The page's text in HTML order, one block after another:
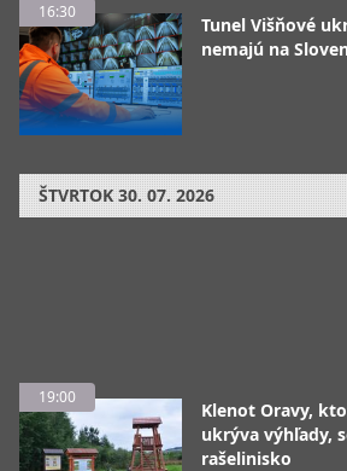
16:30
Tunel Višňové
nemajú na
ŠTVRTOK 30. 07. 2026
19:00
Klenot Oravy,
ukrýva výhľady,
rašelinisko